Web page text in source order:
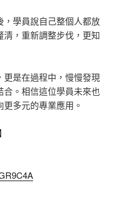
學員說自己整個人都放
，重新調整步伐，更知
是在過程中，慢慢發現
合。相信這位學員未來也
多元的專業應用。